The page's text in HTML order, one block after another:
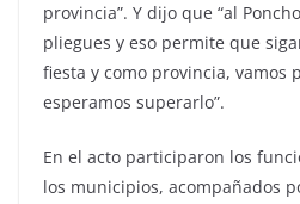
provincia”. Y dijo que “al
pliegues y eso permite que
fiesta y como provincia, vamos
esperamos superarlo”.
En el acto participaron los
los municipios, acompañados